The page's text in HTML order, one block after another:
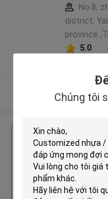
Chúng tôi
No.8,
district,
province
5.0
Nhận